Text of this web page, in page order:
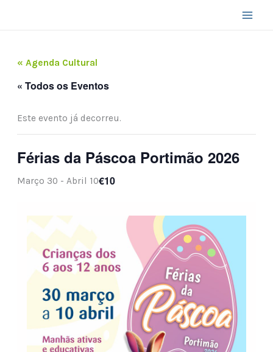
« Agenda Cultural
« Todos os Eventos
Este evento já decorreu.
Férias da Páscoa Portimão 2026
Março 30 -Abril 10€10